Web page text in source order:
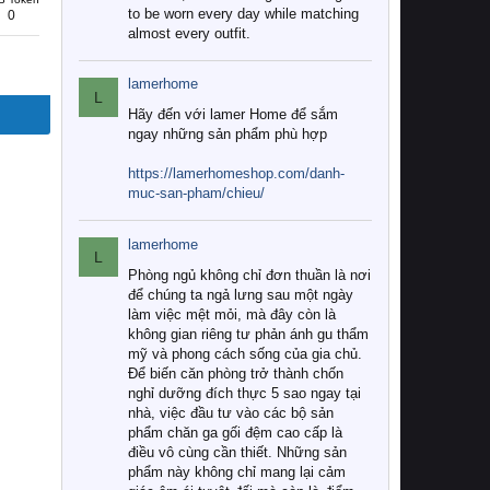
0
to be worn every day while matching
almost every outfit.
L
lamerhome
Hãy đến với lamer Home để sắm
ngay những sản phẩm phù hợp
https://lamerhomeshop.com/danh-
muc-san-pham/chieu/
L
lamerhome
Phòng ngủ không chỉ đơn thuần là nơi
để chúng ta ngả lưng sau một ngày
làm việc mệt mỏi, mà đây còn là
không gian riêng tư phản ánh gu thẩm
mỹ và phong cách sống của gia chủ.
Để biến căn phòng trở thành chốn
nghỉ dưỡng đích thực 5 sao ngay tại
nhà, việc đầu tư vào các bộ sản
phẩm chăn ga gối đệm cao cấp là
điều vô cùng cần thiết. Những sản
phẩm này không chỉ mang lại cảm